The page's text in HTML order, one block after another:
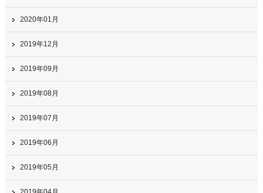
2020年01月
2019年12月
2019年09月
2019年08月
2019年07月
2019年06月
2019年05月